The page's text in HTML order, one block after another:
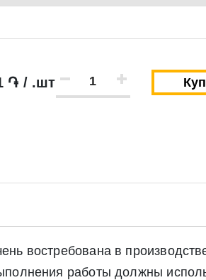
֏ / .шт
востребована в
работы должны